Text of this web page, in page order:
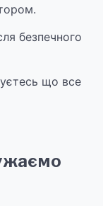
безпечного
що все